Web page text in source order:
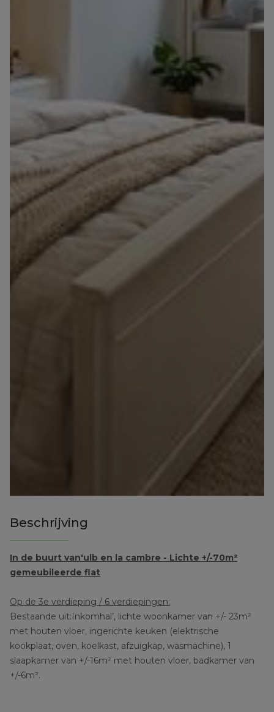
Beschrijving
In de buurt van'ulb en la cambre - Lichte +/-70m²
gemeubileerde flat
Op de 3e verdieping / 6 verdiepingen:
Bestaande uit:Inkomhal’, lichte woonkamer van +/- 23m²
met houten vloer, ingerichte keuken (elektrische
kookplaat, oven, koelkast, afzuigkap, wasmachine), 1
slaapkamer van +/-16m² met houten vloer, badkamer van
+/-6m².